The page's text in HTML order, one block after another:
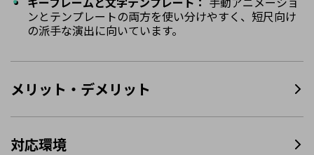
ンとテンプレートの両方を使い分けやすく、短尺向け
の派手な演出に向いています。
メリット・デメリット
対応環境